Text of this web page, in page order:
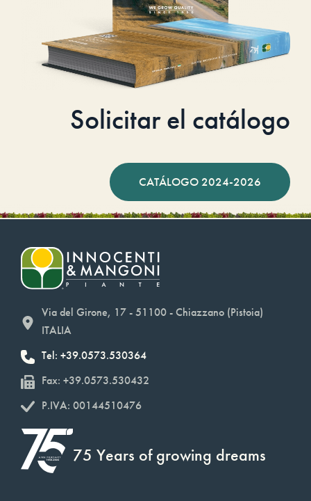
Solicitar el catálogo
CATÁLOGO 2024-2026
Via del Girone, 17 - 51100 - Chiazzano (Pistoia)
ITALIA
Tel: +39.0573.530364
Fax: +39.0573.530432
P.IVA: 00144510476
75 Years of growing dreams